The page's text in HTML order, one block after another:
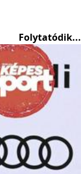
Folytatódik...